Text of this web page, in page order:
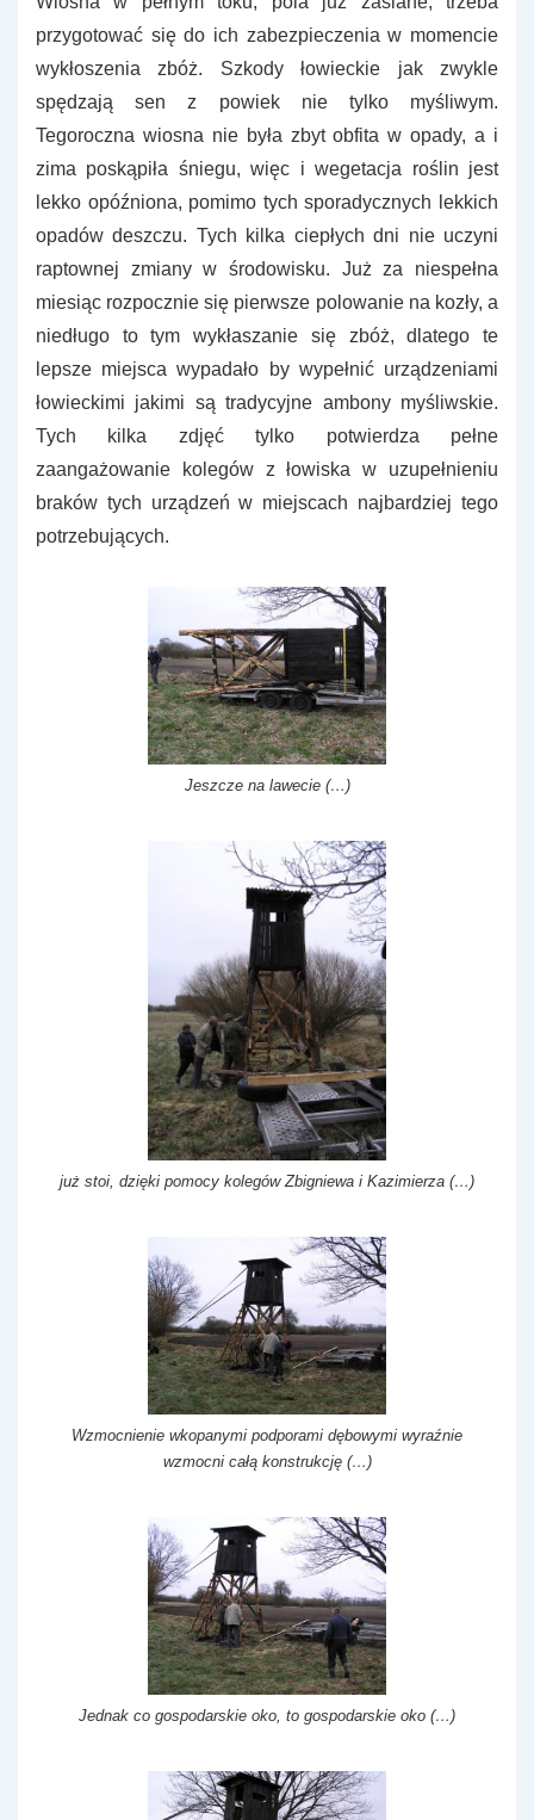
przygotować się do ich zabezpieczenia w momencie
wykłoszenia zbóż. Szkody łowieckie jak zwykle
spędzają sen z powiek nie tylko myśliwym.
Tegoroczna wiosna nie była zbyt obfita w opady, a i
zima poskąpiła śniegu, więc i wegetacja roślin jest
lekko opóźniona, pomimo tych sporadycznych lekkich
opadów deszczu. Tych kilka ciepłych dni nie uczyni
raptownej zmiany w środowisku. Już za niespełna
miesiąc rozpocznie się pierwsze polowanie na kozły, a
niedługo to tym wykłaszanie się zbóż, dlatego te
lepsze miejsca wypadało by wypełnić urządzeniami
łowieckimi jakimi są tradycyjne ambony myśliwskie.
Tych kilka zdjęć tylko potwierdza pełne
zaangażowanie kolegów z łowiska w uzupełnieniu
braków tych urządzeń w miejscach najbardziej tego
potrzebujących.
Jeszcze na lawecie (…)
już stoi, dzięki pomocy kolegów Zbigniewa i Kazimierza (…)
Wzmocnienie wkopanymi podporami dębowymi wyraźnie
wzmocni całą konstrukcję (…)
Jednak co gospodarskie oko, to gospodarskie oko (…)